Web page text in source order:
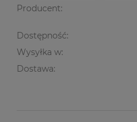
Producent:
Dostępność:
Wysyłka w:
Dostawa:
Cena nie zawiera